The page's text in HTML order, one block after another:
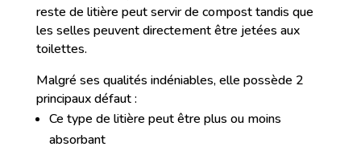
reste de litière peut servir de compost tandis que
les selles peuvent directement être jetées aux
toilettes.
Malgré ses qualités indéniables, elle possède 2
principaux défaut :
Ce type de litière peut être plus ou moins
absorbant